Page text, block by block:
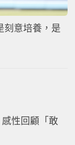
刻意培養，是
性回顧「敢